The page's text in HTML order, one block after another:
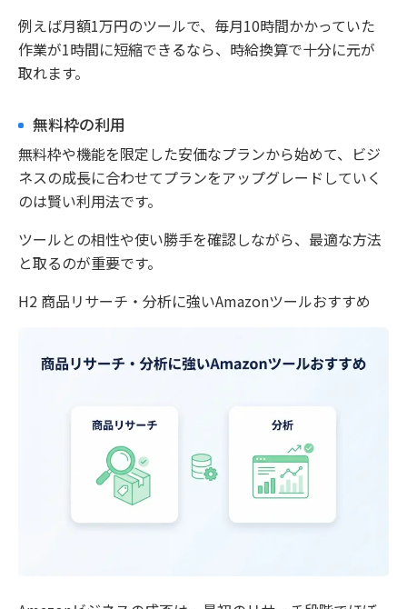
例えば月額1万円のツールで、毎月10時間かかっていた
作業が1時間に短縮できるなら、時給換算で十分に元が
取れます。
無料枠の利用
無料枠や機能を限定した安価なプランから始めて、ビジ
ネスの成長に合わせてプランをアップグレードしていく
のは賢い利用法です。
ツールとの相性や使い勝手を確認しながら、最適な方法
と取るのが重要です。
H2 商品リサーチ・分析に強いAmazonツールおすすめ